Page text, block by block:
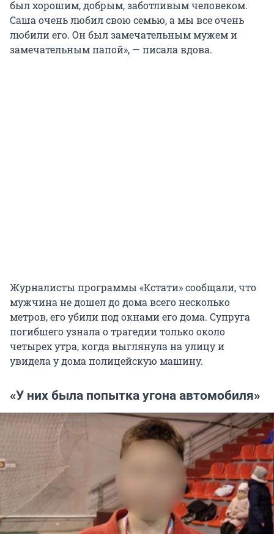
был хорошим, добрым, заботливым человеком.
Саша очень любил свою семью, а мы все очень
любили его. Он был замечательным мужем и
замечательным папой», — писала вдова.
Журналисты программы «Кстати» сообщали, что
мужчина не дошел до дома всего несколько
метров, его убили под окнами его дома. Супруга
погибшего узнала о трагедии только около
четырех утра, когда выглянула на улицу и
увидела у дома полицейскую машину.
«У них была попытка угона автомобиля»